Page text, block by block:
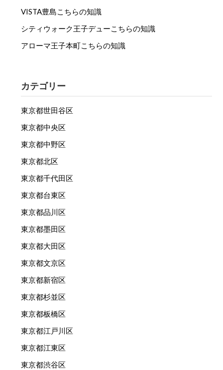
VISTA豊島こちらの知識
シティウォーク王子デューこちらの知識
アローマ王子本町こちらの知識
カテゴリー
東京都世田谷区
東京都中央区
東京都中野区
東京都北区
東京都千代田区
東京都台東区
東京都品川区
東京都墨田区
東京都大田区
東京都文京区
東京都新宿区
東京都杉並区
東京都板橋区
東京都江戸川区
東京都江東区
東京都渋谷区